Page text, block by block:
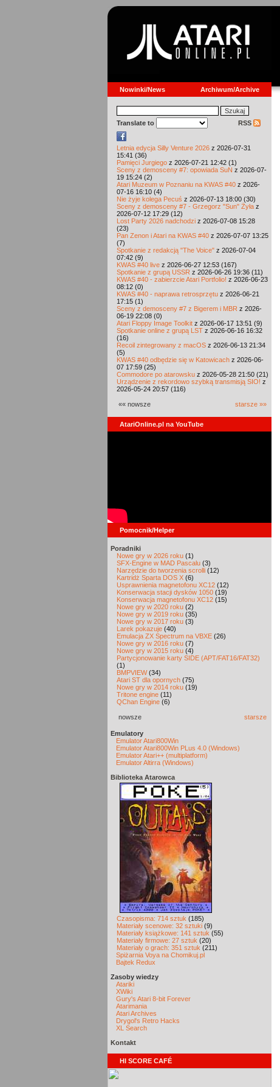
Nowinki/News Archiwum/Archive
Translate to RSS
Letnia edycja Silly Venture 2026 z 2026-07-31
15:41 (36)
Pamięci Jurgiego z 2026-07-21 12:42 (1)
Sceny z demosceny #7: opowiada SuN z 2026-07-
19 15:24 (2)
Atari Muzeum w Poznaniu na KWAS #40 z 2026-
07-16 16:10 (4)
Nie żyje kolega Pecuś z 2026-07-13 18:00 (30)
Sceny z demosceny #7 - Grzegorz "Sun" Żyła z
2026-07-12 17:29 (12)
Lost Party 2026 nadchodzi z 2026-07-08 15:28
(23)
Pan Zenon i Atari na KWAS #40 z 2026-07-07 13:25
(7)
Spotkanie z redakcją "The Voice" z 2026-07-04
07:42 (9)
KWAS #40 live z 2026-06-27 12:53 (167)
Spotkanie z grupą USSR z 2026-06-26 19:36 (11)
KWAS #40 - zabierzcie Atari Portfolio! z 2026-06-23
08:12 (0)
KWAS #40 - naprawa retrosprzętu z 2026-06-21
17:15 (1)
Sceny z demosceny #7 z Bigerem i MBR z 2026-
06-19 22:08 (0)
Atari Floppy Image Toolkit z 2026-06-17 13:51 (9)
Spotkanie online z grupą LST z 2026-06-16 16:32
(16)
Recoil zintegrowany z macOS z 2026-06-13 21:34
(5)
KWAS #40 odbędzie się w Katowicach z 2026-06-
07 17:59 (25)
Commodore po atarowsku z 2026-05-28 21:50 (21)
Urządzenie z rekordowo szybką transmisją SIO! z
2026-05-24 20:57 (116)
«« nowsze starsze »»
AtariOnline.pl na YouTube
Pomocnik/Helper
Poradniki
Nowe gry w 2026 roku (1)
SFX-Engine w MAD Pascalu (3)
Narzędzie do tworzenia scrolli (12)
Kartridż Sparta DOS X (6)
Usprawnienia magnetofonu XC12 (12)
Konserwacja stacji dysków 1050 (19)
Konserwacja magnetofonu XC12 (15)
Nowe gry w 2020 roku (2)
Nowe gry w 2019 roku (35)
Nowe gry w 2017 roku (3)
Larek pokazuje (40)
Emulacja ZX Spectrum na VBXE (26)
Nowe gry w 2016 roku (7)
Nowe gry w 2015 roku (4)
Partycjonowanie karty SIDE (APT/FAT16/FAT32)
(1)
BMPVIEW(34)
Atari ST dla opornych (75)
Nowe gry w 2014 roku (19)
Tritone engine (11)
QChan Engine (6)
nowsze starsze
Emulatory
Emulator Atari800Win
Emulator Atari800Win PLus 4.0 (Windows)
Emulator Atari++ (multiplatform)
Emulator Altirra (Windows)
Biblioteka Atarowca
Czasopisma: 714 sztuk (185)
Materiały scenowe: 32 sztuki (9)
Materiały książkowe: 141 sztuk (55)
Materiały firmowe: 27 sztuk (20)
Materiały o grach: 351 sztuk (211)
Spiżarnia Voya na Chomikuj.pl
Bajtek Redux
Zasoby wiedzy
Atariki
XWiki
Gury's Atari 8-bit Forever
Atarimania
Atari Archives
Drygol's Retro Hacks
XL Search
Kontakt
HI SCORE CAFÉ